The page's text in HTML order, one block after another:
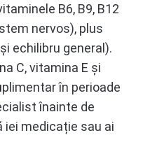
B6, B9, B12
nervos), plus
echilibru general).
C, vitamina E și
în perioade
înainte de
iei medicație sau ai